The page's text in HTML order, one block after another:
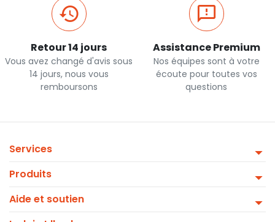
Retour 14 jours
Vous avez changé d'avis sous
14 jours, nous vous
remboursons
Assistance Premium
Nos équipes sont à votre
écoute pour toutes vos
questions
Services
Produits
Aide et soutien